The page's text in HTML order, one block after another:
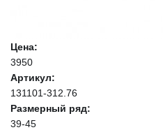
Цена:
3950
Артикул:
131101-312.76
Размерный ряд:
39-45